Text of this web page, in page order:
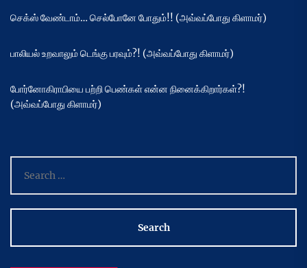
செக்ஸ் வேண்டாம்… செல்போனே போதும்!! (அவ்வப்போது கிளாமர்)
பாலியல் உறவாலும் டெங்கு பரவும்?! (அவ்வப்போது கிளாமர்)
போர்னோகிராபியை பற்றி பெண்கள் என்ன நினைக்கிறார்கள்?!
(அவ்வப்போது கிளாமர்)
for: